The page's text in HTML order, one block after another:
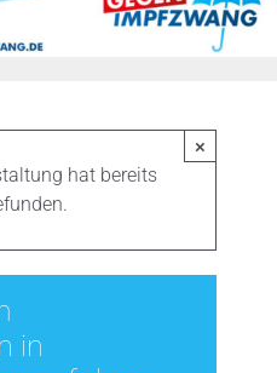
×
hat bereits
in